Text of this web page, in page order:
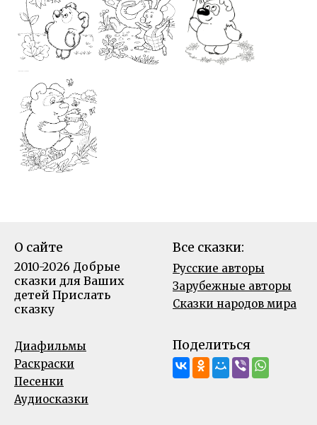
О сайте
2010-2026 Добрые
сказки для Ваших
детей Прислать
сказку
Все сказки:
Русские авторы
Зарубежные авторы
Сказки народов мира
Диафильмы
Раскраски
Песенки
Аудиосказки
Поделиться